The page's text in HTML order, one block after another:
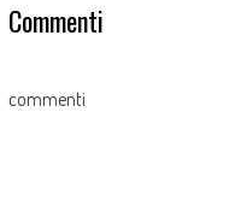
Commenti
commenti